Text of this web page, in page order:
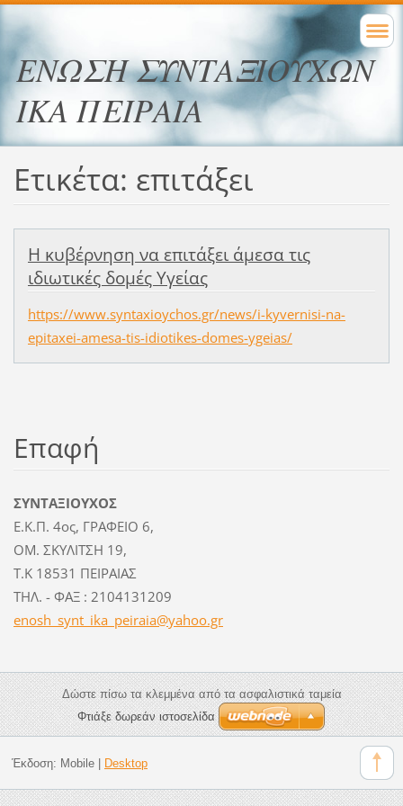
ΕΝΩΣΗ ΣΥΝΤΑΞΙΟΥΧΩΝ
ΙΚΑ ΠΕΙΡΑΙΑ
Ετικέτα: επιτάξει
Η κυβέρνηση να επιτάξει άμεσα τις
ιδιωτικές δομές Υγείας
https://www.syntaxioychos.gr/news/i-kyvernisi-na-
epitaxei-amesa-tis-idiotikes-domes-ygeias/
Επαφή
ΣΥΝΤΑΞΙΟΥΧΟΣ
Ε.Κ.Π. 4ος, ΓΡΑΦΕΙΟ 6,
ΟΜ. ΣΚΥΛΙΤΣΗ 19,
Τ.Κ 18531 ΠΕΙΡΑΙΑΣ
ΤΗΛ. - ΦΑΞ : 2104131209
enosh_synt_ika_peiraia@yahoo.gr
Δώστε πίσω τα κλεμμένα από τα ασφαλιστικά ταμεία
Φτιάξε δωρεάν ιστοσελίδα
Έκδοση: Mobile| Desktop